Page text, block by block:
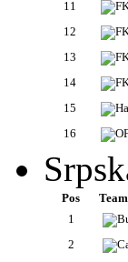
11
12
13
14
15
16
Pos
Team
1
2